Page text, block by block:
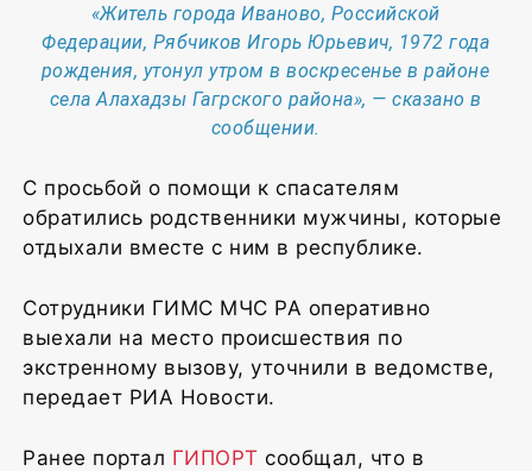
«Житель города Иваново, Российской
Федерации, Рябчиков Игорь Юрьевич, 1972 года
рождения, утонул утром в воскресенье в районе
села Алахадзы Гагрского района», — сказано в
сообщении.
С просьбой о помощи к спасателям
обратились родственники мужчины, которые
отдыхали вместе с ним в республике.
Сотрудники ГИМС МЧС РА оперативно
выехали на место происшествия по
экстренному вызову, уточнили в ведомстве,
передает РИА Новости.
Ранее портал ГИПОРТ сообщал, что в